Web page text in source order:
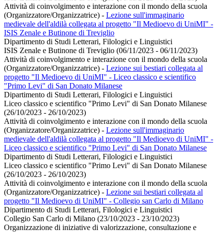
Attività di coinvolgimento e interazione con il mondo della scuola
(Organizzatore/Organizzatrice) - Lezione sull'immaginario
medievale dell'aldilà collegata al progetto "Il Medioevo di UniMI" -
ISIS Zenale e Butinone di Treviglio
Dipartimento di Studi Letterari, Filologici e Linguistici
ISIS Zenale e Butinone di Treviglio (06/11/2023 - 06/11/2023)
Attività di coinvolgimento e interazione con il mondo della scuola
(Organizzatore/Organizzatrice) - Lezione sui bestiari collegata al
progetto "Il Medioevo di UniMI" - Liceo classico e scientifico
"Primo Levi" di San Donato Milanese
Dipartimento di Studi Letterari, Filologici e Linguistici
Liceo classico e scientifico "Primo Levi" di San Donato Milanese
(26/10/2023 - 26/10/2023)
Attività di coinvolgimento e interazione con il mondo della scuola
(Organizzatore/Organizzatrice) - Lezione sull'immaginario
medievale dell'aldilà collegata al progetto "Il Medioevo di UniMI" -
Liceo classico e scientifico "Primo Levi" di San Donato Milanese
Dipartimento di Studi Letterari, Filologici e Linguistici
Liceo classico e scientifico "Primo Levi" di San Donato Milanese
(26/10/2023 - 26/10/2023)
Attività di coinvolgimento e interazione con il mondo della scuola
(Organizzatore/Organizzatrice) - Lezione sui bestiari collegata al
progetto "Il Medioevo di UniMI" - Collegio san Carlo di Milano
Dipartimento di Studi Letterari, Filologici e Linguistici
Collegio San Carlo di Milano (23/10/2023 - 23/10/2023)
Organizzazione di iniziative di valorizzazione, consultazione e